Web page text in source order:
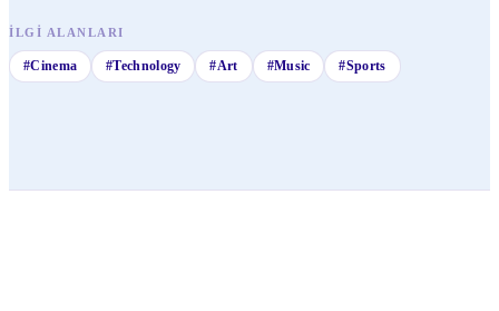
İLGI ALANLARI
#Cinema #Technology #Art #Music #Sports